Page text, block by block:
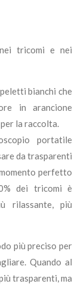
tricomi e nei
bianchi che
in arancione
la raccolta.
portatile
da trasparenti
perfetto
dei tricomi è
rilassante, più
più preciso per
Quando al
trasparenti, ma